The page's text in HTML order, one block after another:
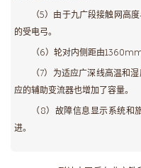
（5）由于九广段接触网高
的受电弓。
（6）轮对内侧距由
（7）为适应广深线高温和
应的辅助变流器也增加了容量。
（8）故障信息显示系统和
进。